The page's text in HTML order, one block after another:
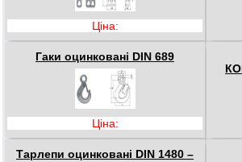
Ціна:
Гаки оцинковані DIN 689
Ціна:
Тарлепи оцинковані DIN 1480 –